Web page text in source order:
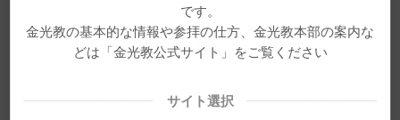
がら、ボランティアを終えて東京に戻った近藤さ
んでしたが、そこで何とも言えない違和感を覚え
「もう、風化が始まっている…」。震災からま
です。
金光教の基本的な情報や参拝の仕方、金光教本部の案内な
どは「金光教公式サイト」をご覧ください
サイト選択